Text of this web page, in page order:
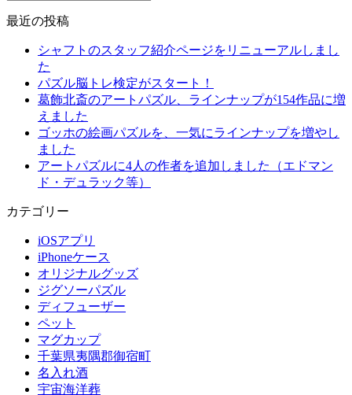
最近の投稿
シャフトのスタッフ紹介ページをリニューアルしまし
た
パズル脳トレ検定がスタート！
葛飾北斎のアートパズル、ラインナップが154作品に増
えました
ゴッホの絵画パズルを、一気にラインナップを増やし
ました
アートパズルに4人の作者を追加しました（エドマン
ド・デュラック等）
カテゴリー
iOSアプリ
iPhoneケース
オリジナルグッズ
ジグソーパズル
ディフューザー
ペット
マグカップ
千葉県夷隅郡御宿町
名入れ酒
宇宙海洋葬